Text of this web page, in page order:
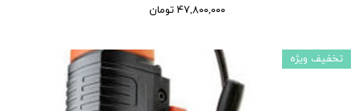
۴۷,۸۰۰,۰۰۰ تومان
تخفیف ویژه